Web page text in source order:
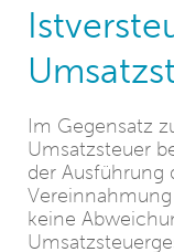
Im Gegensatz
Umsatzsteuer
der Ausführung
keine